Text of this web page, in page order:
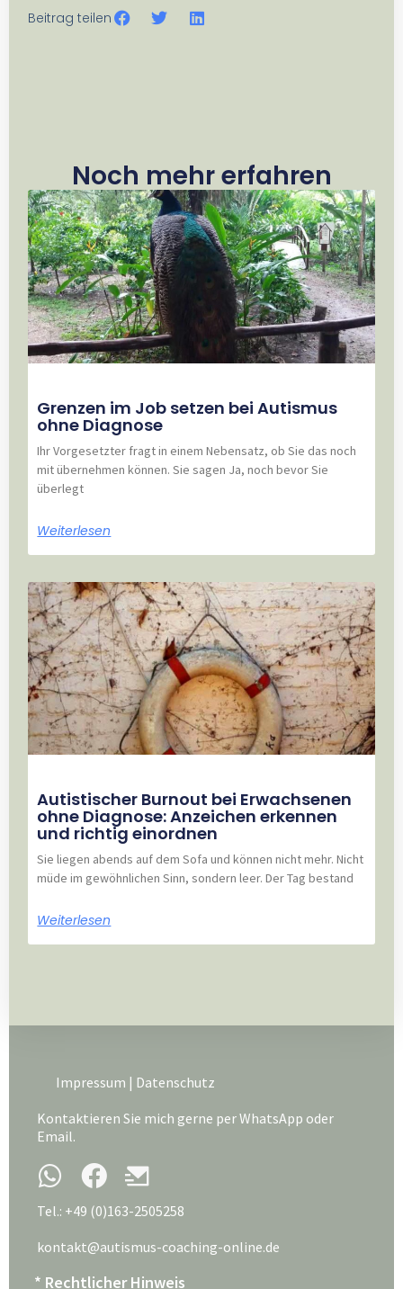
Beitrag teilen
Noch mehr erfahren
Grenzen im Job setzen bei Autismus
ohne Diagnose
Ihr Vorgesetzter fragt in einem Nebensatz, ob Sie das noch
mit übernehmen können. Sie sagen Ja, noch bevor Sie
überlegt
Weiterlesen
Autistischer Burnout bei Erwachsenen
ohne Diagnose: Anzeichen erkennen
und richtig einordnen
Sie liegen abends auf dem Sofa und können nicht mehr. Nicht
müde im gewöhnlichen Sinn, sondern leer. Der Tag bestand
Weiterlesen
Kontaktieren Sie mich gerne per WhatsApp oder
Email.
Tel.: +49 (0)163-2505258
kontakt@autismus-coaching-online.de
Impressum | Datenschutz
* Rechtlicher Hinweis